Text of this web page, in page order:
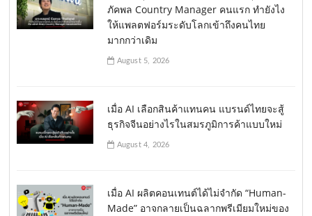
ภัคพล Country Manager คนแรก ทำยังไง
ให้แพลตฟอร์มระดับโลกเข้าถึงคนไทย
มากกว่าเดิม
August 5, 2026
เมื่อ AI เลือกสินค้าแทนคน แบรนด์ไทยจะสู้
ธุรกิจจีนอย่างไรในสมรภูมิการค้าแบบใหม่
August 4, 2026
เมื่อ AI ผลิตคอนเทนต์ได้ไม่จำกัด “Human-
Made” อาจกลายเป็นฉลากพรีเมียมใหม่ของ